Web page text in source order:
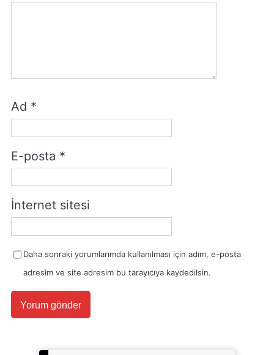
Ad *
E-posta *
İnternet sitesi
Daha sonraki yorumlarımda kullanılması için adım, e-posta
adresim ve site adresim bu tarayıcıya kaydedilsin.